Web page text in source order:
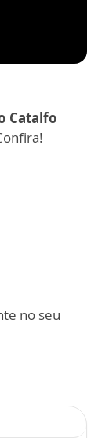
Catalfo
no seu